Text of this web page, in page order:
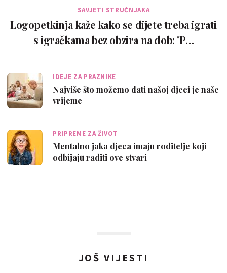
SAVJETI STRUČNJAKA
Logopetkinja kaže kako se dijete treba igrati
s igračkama bez obzira na dob: 'P…
IDEJE ZA PRAZNIKE
Najviše što možemo dati našoj djeci je naše
vrijeme
PRIPREME ZA ŽIVOT
Mentalno jaka djeca imaju roditelje koji
odbijaju raditi ove stvari
JOŠ VIJESTI